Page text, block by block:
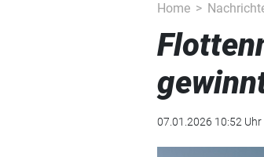
Home
07.01.2026 10:52 Uhr